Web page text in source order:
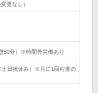
更なし）
50分）※時間外労働あり
土日祝休み）※月に1回程度の